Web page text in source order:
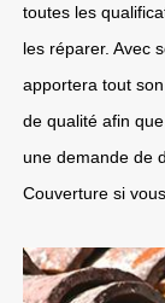
toutes les
les réparer. Avec
apportera tout
de qualité afin
une demande de
Couverture si